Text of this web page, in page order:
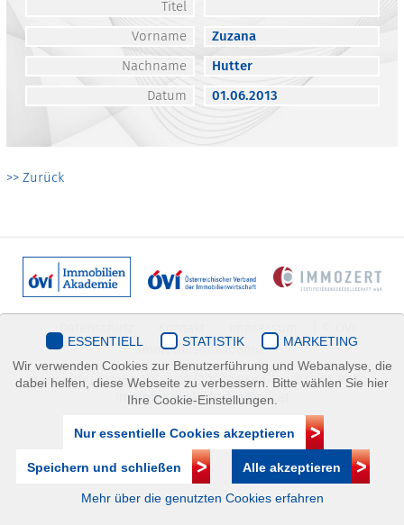
Titel
Vorname
Zuzana
Nachname
Hutter
Datum
01.06.2013
>> Zurück
Immobilienakademie
Mariahilfer Straße 116/2.OG/2 1070 Wien | +43(1)505 32 50 |
immobilienakademie@ovi.at
ESSENTIELL STATISTIK
MARKETING
Wir verwenden Cookies zur Benutzerführung und Webanalyse, die
dabei helfen, diese Webseite zu verbessern. Bitte wählen Sie hier
Ihre Cookie-Einstellungen.
Nur essentielle Cookies akzeptieren
Speichern und schließen Alle akzeptieren
Mehr über die genutzten Cookies erfahren